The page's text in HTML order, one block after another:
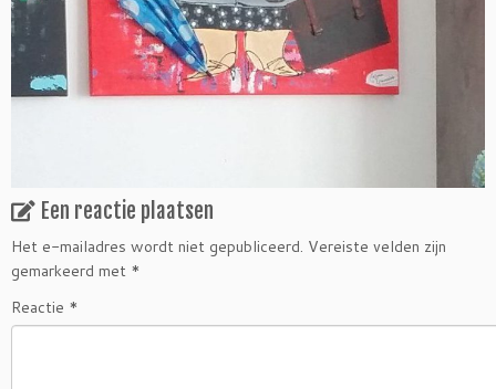
Een reactie plaatsen
Het e-mailadres wordt niet gepubliceerd. Vereiste velden zijn
gemarkeerd met *
Reactie *